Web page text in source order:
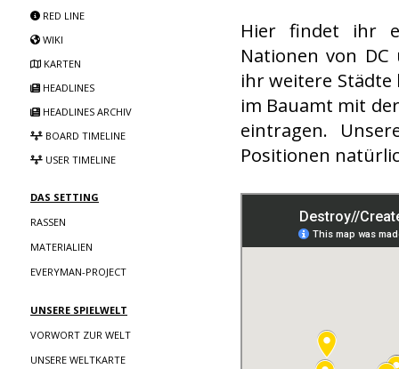
RED LINE
WIKI
KARTEN
HEADLINES
HEADLINES ARCHIV
BOARD TIMELINE
USER TIMELINE
DAS SETTING
RASSEN
MATERIALIEN
EVERYMAN-PROJECT
UNSERE SPIELWELT
VORWORT ZUR WELT
UNSERE WELTKARTE
Hier findet ihr
Nationen von
ihr weitere
im Bauamt mit
eintragen.
Positionen